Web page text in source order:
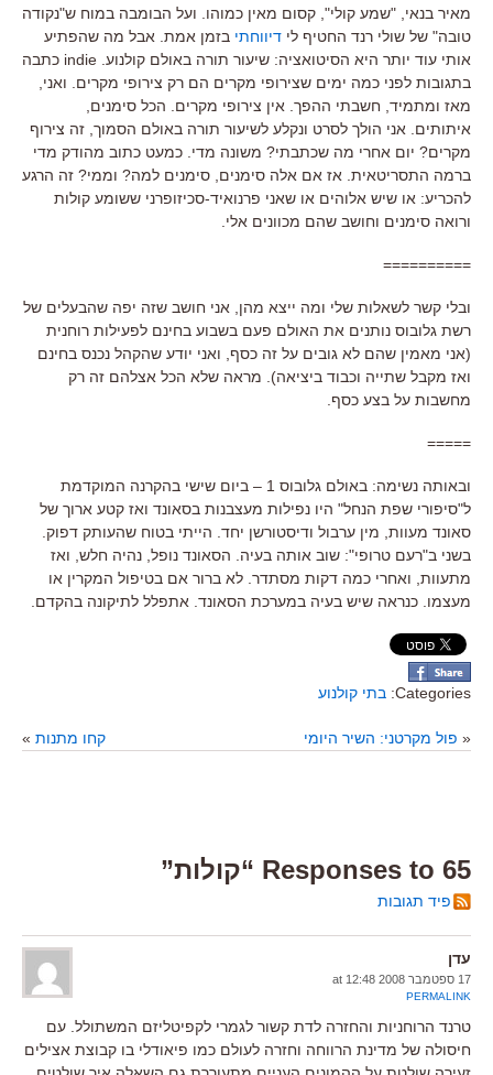
מאיר בנאי, "שמע קולי", קסום מאין כמוהו. ועל הבומבה במוח ש"נקודה
טובה" של שולי רנד החטיף לי דיווחתי בזמן אמת. אבל מה שהפתיע
אותי עוד יותר היא הסיטואציה: שיעור תורה באולם קולנוע. indie כתבה
בתגובות לפני כמה ימים שצירופי מקרים הם רק צירופי מקרים. ואני,
מאז ומתמיד, חשבתי ההפך. אין צירופי מקרים. הכל סימנים,
איתותים. אני הולך לסרט ונקלע לשיעור תורה באולם הסמוך, זה צירוף
מקרים? יום אחרי מה שכתבתי? משונה מדי. כמעט כתוב מהודק מדי
ברמה התסריטאית. אז אם אלה סימנים, סימנים למה? וממי? זה הרגע
להכריע: או שיש אלוהים או שאני פרנואיד-סכיזופרני ששומע קולות
ורואה סימנים וחושב שהם מכוונים אלי.
==========
ובלי קשר לשאלות שלי ומה ייצא מהן, אני חושב שזה יפה שהבעלים של
רשת גלובוס נותנים את האולם פעם בשבוע בחינם לפעילות רוחנית
(אני מאמין שהם לא גובים על זה כסף, ואני יודע שהקהל נכנס בחינם
ואז מקבל שתייה וכבוד ביציאה). מראה שלא הכל אצלהם זה רק
מחשבות על בצע כסף.
=====
ובאותה נשימה: באולם גלובוס 1 – ביום שישי בהקרנה המוקדמת
ל"סיפורי שפת הנחל" היו נפילות מעצבנות בסאונד ואז קטע ארוך של
סאונד מעוות, מין ערבול ודיסטורשן יחד. הייתי בטוח שהעותק דפוק.
בשני ב"רעם טרופי": שוב אותה בעיה. הסאונד נופל, נהיה חלש, ואז
מתעוות, ואחרי כמה דקות מסתדר. לא ברור אם בטיפול המקרין או
מעצמו. כנראה שיש בעיה במערכת הסאונד. אתפלל לתיקונה בהקדם.
Categories: בתי קולנוע
« פול מקרטני: השיר היומי קחו מתנות »
65 Responses to “קולות”
פיד תגובות
עדן
17 ספטמבר 2008 at 12:48
PERMALINK
טרנד הרוחניות והחזרה לדת קשור לגמרי לקפיטליזם המשתולל. עם
חיסולה של מדינת הרווחה וחזרה לעולם כמו פיאודלי בו קבוצת אצילים